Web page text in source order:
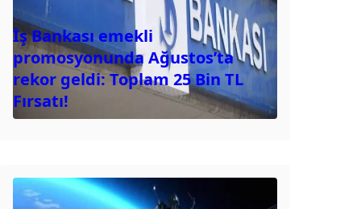
İş Bankası emekli
promosyonunda Ağustos’ta
rekor geldi: Toplam 25 Bin TL
Fırsatı!